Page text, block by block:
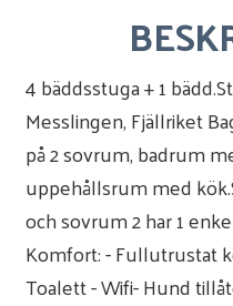
4 bäddsstuga + 1
Messlingen, Fjällriket
på 2 sovrum, badrum
uppehållsrum med
och sovrum 2 har 1
Komfort: - Fullutrustat
Toalett - Wifi- Hund